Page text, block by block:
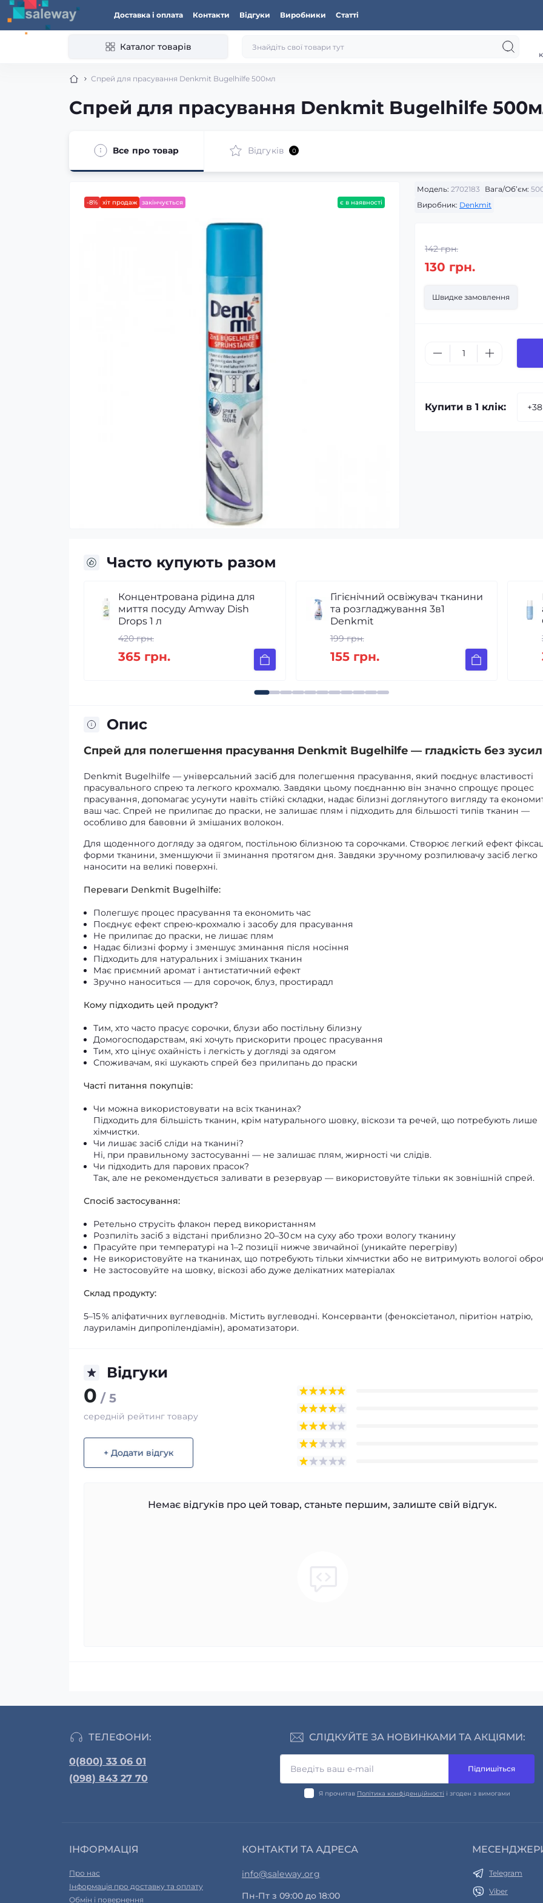
Доставка і оплата Контакти Відгуки Виробники Статті
Каталог товарів
Спрей для прасування Denkmit Bugelhilfe 500мл
Спрей для прасування Denkmit Bugelhilfe
Все про товар Відгуків 0
-8% хіт продаж закінчується є в наявності
Модель: 2702183 Вага/Об’єм:
Виробник: Denkmit
142 грн.
130 грн.
Швидке замовлення
Купити в 1 клік:
Часто купують разом
Гігієнічний освіжувач тканини
та розгладжування 3в1
Denkmit
199 грн.
155 грн.
Кульковий дезодорант-
антиперспірант Amway g&h
GOODNESS & HEALTH 100 мл
367 грн.
319 грн.
Опис
Спрей для полегшення прасування Denkmit Bugelhilfe — гладкість без
Denkmit Bugelhilfe — універсальний засіб для полегшення прасування, який поєднує властивості
прасувального спрею та легкого крохмалю. Завдяки цьому поєднанню він значно спрощує процес
прасування, допомагає усунути навіть стійкі складки, надає білизні доглянутого вигляду та
ваш час. Спрей не прилипає до праски, не залишає плям і підходить для більшості типів тканин —
особливо для бавовни й змішаних волокон.
Для щоденного догляду за одягом, постільною білизною та сорочками. Створює легкий ефект
форми тканини, зменшуючи її зминання протягом дня. Завдяки зручному розпилювачу засіб легко
наносити на великі поверхні.
Переваги Denkmit Bugelhilfe:
Полегшує процес прасування та економить час
Поєднує ефект спрею‑крохмалю і засобу для прасування
Не прилипає до праски, не лишає плям
Надає білизні форму і зменшує зминання після носіння
Підходить для натуральних і змішаних тканин
Має приємний аромат і антистатичний ефект
Зручно наноситься — для сорочок, блуз, простирадл
Кому підходить цей продукт?
Тим, хто часто прасує сорочки, блузи або постільну білизну
Домогосподарствам, які хочуть прискорити процес прасування
Тим, хто цінує охайність і легкість у догляді за одягом
Споживачам, які шукають спрей без прилипань до праски
Часті питання покупців:
Чи можна використовувати на всіх тканинах?
Підходить для більшість тканин, крім натурального шовку, віскози та речей, що потребують лише
хімчистки.
Чи лишає засіб сліди на тканині?
Ні, при правильному застосуванні — не залишає плям, жирності чи слідів.
Чи підходить для парових прасок?
Так, але не рекомендується заливати в резервуар — використовуйте тільки як зовнішній спрей.
Спосіб застосування:
Ретельно струсіть флакон перед використанням
Розпиліть засіб з відстані приблизно 20–30 см на суху або трохи вологу тканину
Прасуйте при температурі на 1–2 позиції нижче звичайної (уникайте перегріву)
Не використовуйте на тканинах, що потребують тільки хімчистки або не витримують вологої
Не застосовуйте на шовку, віскозі або дуже делікатних матеріалах
Склад продукту:
5–15 % аліфатичних вуглеводнів. Містить вуглеводні. Консерванти (феноксіетанол, піритіон натрію,
лауриламін дипропілендіамін), ароматизатори.
Відгуки
0 / 5
середній рейтинг товару
+ Додати відгук
Немає відгуків про цей товар, станьте першим, залиште свій відгук.
ТЕЛЕФОНИ:
0(800) 33 06 01
(098) 843 27 70
СЛІДКУЙТЕ ЗА НОВИНКАМИ ТА АКЦІЯМИ:
Підпишіться
Я прочитав Політика конфіденційності і згоден з вимогами
ІНФОРМАЦІЯ
Про нас
Інформація про доставку та оплату
Обмін і повернення
КОНТАКТИ ТА АДРЕСА
info@saleway.org
Пн-Пт з 09:00 до 18:00
Telegram
Viber